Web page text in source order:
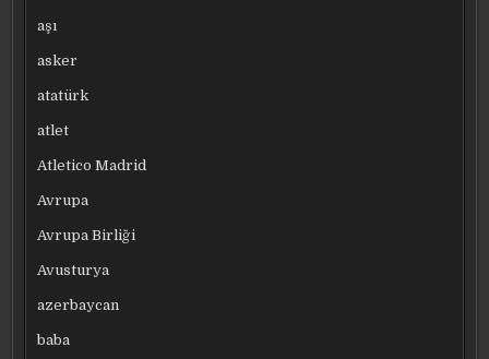
aşı
asker
atatürk
atlet
Atletico Madrid
Avrupa
Avrupa Birliği
Avusturya
azerbaycan
baba